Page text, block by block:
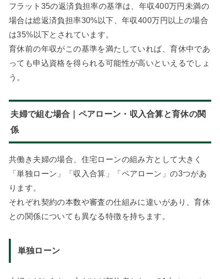
フラット35の返済負担率の基準は、年収400万円未満の
場合は総返済負担率30%以下、年収400万円以上の場合
は35%以下とされています。
育休前の年収がこの基準を満たしていれば、育休中であ
っても申込資格を得られる可能性が高いといえるでしょ
う。
夫婦で組む場合｜ペアローン・収入合算と育休の関
係
共働き夫婦の場合、住宅ローンの組み方として大きく
「単独ローン」「収入合算」「ペアローン」の3つがあ
ります。
それぞれ契約の本数や審査の仕組みに違いがあり、育休
との関係についても異なる特徴を持ちます。
単独ローン